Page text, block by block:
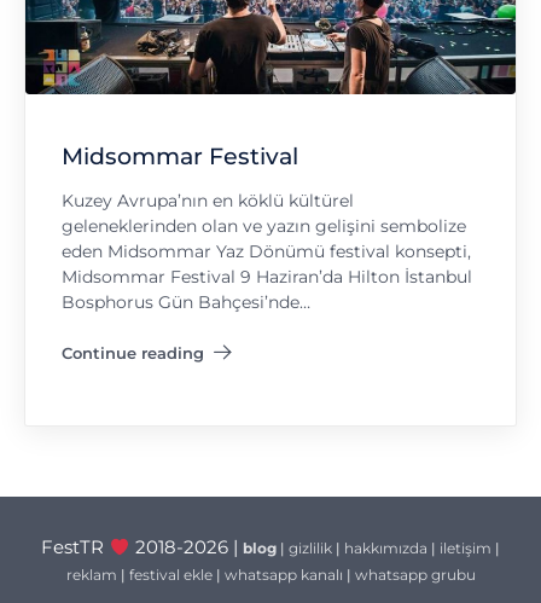
Midsommar Festival
Kuzey Avrupa’nın en köklü kültürel
geleneklerinden olan ve yazın gelişini sembolize
eden Midsommar Yaz Dönümü festival konsepti,
Midsommar Festival 9 Haziran’da Hilton İstanbul
Bosphorus Gün Bahçesi’nde…
Continue reading
"Midsommar Festival"
FestTR 2018-2026 | blog| gizlilik| hakkımızda | iletişim |
reklam | festival ekle| whatsapp kanalı | whatsapp grubu